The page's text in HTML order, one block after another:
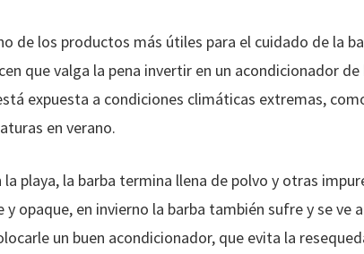
de los productos más útiles para el cuidado de la
que valga la pena invertir en un acondicionador
expuesta a condiciones climáticas extremas,
en verano.
la playa, la barba termina llena de polvo y otras
y opaque, en invierno la barba también sufre y se ve
un buen acondicionador, que evita la